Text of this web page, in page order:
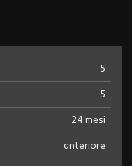
5
5
24 mesi
anteriore